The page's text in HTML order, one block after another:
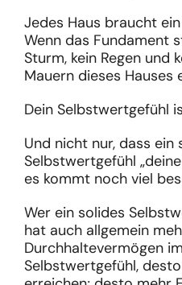
Jedes Haus braucht
Wenn das Fundament
Sturm, kein Regen und
Mauern dieses Hauses
Dein Selbstwertgefühl
Und nicht nur, dass ein
Selbstwertgefühl
es kommt noch viel
Wer ein solides
hat auch allgemein
Durchhaltevermögen
Selbstwertgefühl,